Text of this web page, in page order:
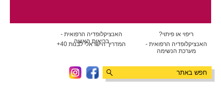
ריפוי או פיתוי?
האנציקלופדיה הרפואית -
בריאות האשה
האנציקלופדיה הרפואית -
מערכת הנשימה
המדריך הישראלי לבנות 40+